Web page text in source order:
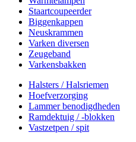
Staartcoupeerder
Biggenkappen
Neuskrammen
Varken diversen
Zeugeband
Varkensbakken
Halsters / Halsriemen
Hoefverzorging
Lammer benodigdheden
Ramdektuig / -blokken
Vastzetpen / spit